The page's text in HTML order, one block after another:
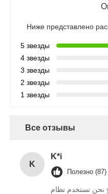
Ионообменная смола
Клапан управления
Электромагнитный
Кронштейн RO
Ниже представлено
5 звезды
4 звезды
3 звезды
2 звезды
1 звезды
Все отзывы
K
K*i
Полезно (87)
نحن نستخدم نظام you Reverse Osmosis هذا في